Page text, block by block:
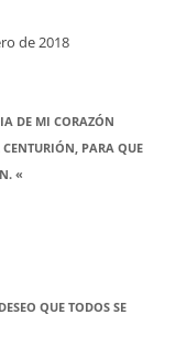
de 2018
DE MI CORAZÓN
PARA QUE
«
QUE TODOS SE